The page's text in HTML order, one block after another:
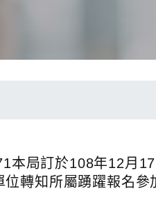
本局訂於108年12月
位轉知所屬踴躍報名參